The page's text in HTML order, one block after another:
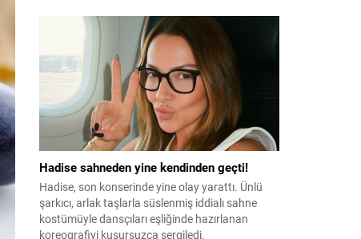
Hadise sahneden yine kendinden geçti!
Hadise, son konserinde yine olay yarattı. Ünlü
şarkıcı, arlak taşlarla süslenmiş iddialı sahne
kostümüyle dansçıları eşliğinde hazırlanan
koreografiyi kusursuzca sergiledi.